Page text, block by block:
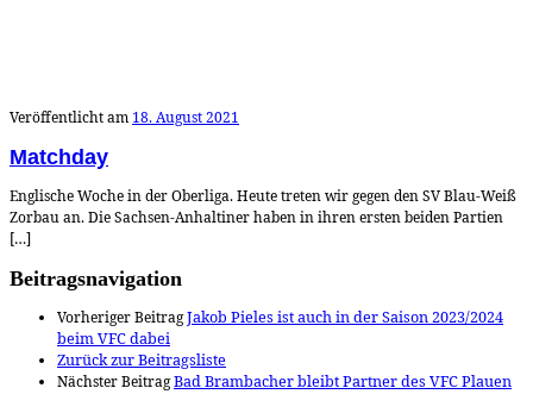
Veröffentlicht am 18. August 2021
Matchday
Englische Woche in der Oberliga. Heute treten wir gegen den SV Blau-Weiß
Zorbau an. Die Sachsen-Anhaltiner haben in ihren ersten beiden Partien
[…]
Beitragsnavigation
Vorheriger BeitragJakob Pieles ist auch in der Saison 2023/2024
beim VFC dabei
Zurück zur Beitragsliste
Nächster BeitragBad Brambacher bleibt Partner des VFC Plauen